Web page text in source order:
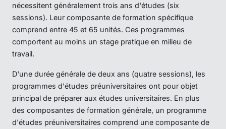
nécessitent généralement trois ans d'études (six
sessions). Leur composante de formation spécifique
comprend entre 45 et 65 unités. Ces programmes
comportent au moins un stage pratique en milieu de
travail.
D'une durée générale de deux ans (quatre sessions), les
programmes d'études préuniversitaires ont pour objet
principal de préparer aux études universitaires. En plus
des composantes de formation générale, un programme
d'études préuniversitaires comprend une composante de